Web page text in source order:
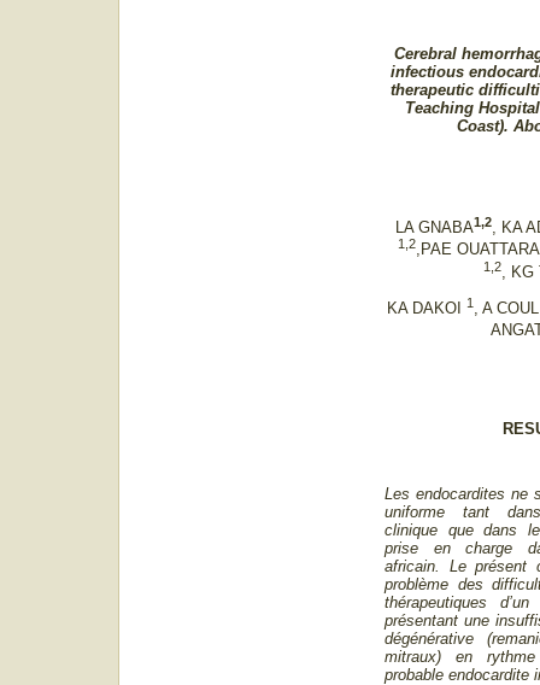
Cerebral
infectious
therapeutic
Teaching
Coast).
LA GNABA1,2, KA
1,2,PAE
1,2 ,
KA DAKOI 1, A
Les endocardites ne
uniforme tant
clinique que dans
prise en charge
africain. Le présent
problème des
thérapeutiques
présentant une
dégénérative
mitraux) en
probable endocardite